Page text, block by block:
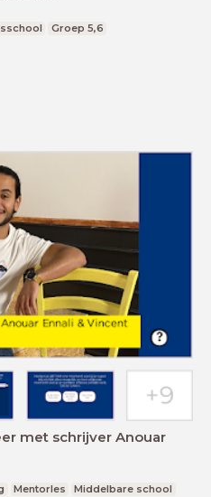
Groep 5,6
met schrijver Anouar
Mentorles
Middelbare school